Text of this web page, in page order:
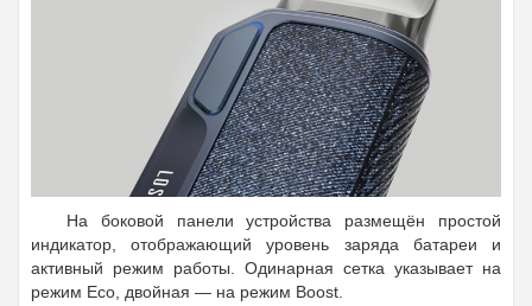
На боковой панели устройства размещён простой
индикатор, отображающий уровень заряда батареи и
активный режим работы. Одинарная сетка указывает на
режим Eco, двойная — на режим Boost.